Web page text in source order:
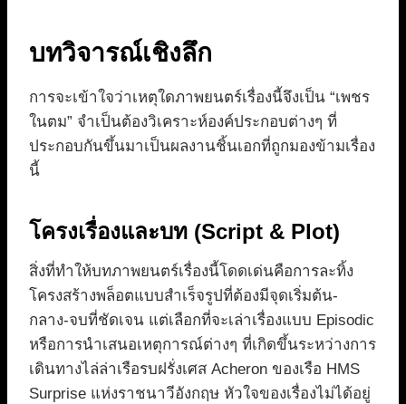
บทวิจารณ์เชิงลึก
การจะเข้าใจว่าเหตุใดภาพยนตร์เรื่องนี้จึงเป็น “เพชร
ในตม” จำเป็นต้องวิเคราะห์องค์ประกอบต่างๆ ที่
ประกอบกันขึ้นมาเป็นผลงานชิ้นเอกที่ถูกมองข้ามเรื่อง
นี้
โครงเรื่องและบท (Script & Plot)
สิ่งที่ทำให้บทภาพยนตร์เรื่องนี้โดดเด่นคือการละทิ้ง
โครงสร้างพล็อตแบบสำเร็จรูปที่ต้องมีจุดเริ่มต้น-
กลาง-จบที่ชัดเจน แต่เลือกที่จะเล่าเรื่องแบบ Episodic
หรือการนำเสนอเหตุการณ์ต่างๆ ที่เกิดขึ้นระหว่างการ
เดินทางไล่ล่าเรือรบฝรั่งเศส Acheron ของเรือ HMS
Surprise แห่งราชนาวีอังกฤษ หัวใจของเรื่องไม่ได้อยู่